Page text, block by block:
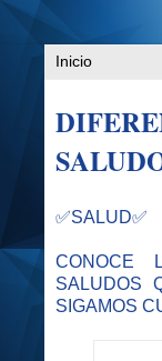
✅SALUD✅
CONOCE
SALUDOS
SIGAMOS